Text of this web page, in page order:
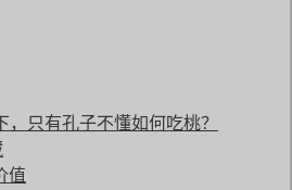
只有孔子不懂如何吃桃？
值